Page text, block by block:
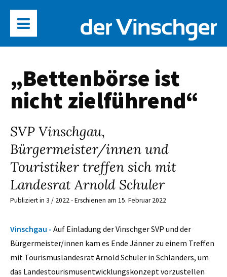
„Bettenbörse ist
nicht zielführend“
SVP Vinschgau,
Bürgermeister/innen und
Touristiker treffen sich mit
Landesrat Arnold Schuler
Publiziert in 3 / 2022 - Erschienen am 15. Februar 2022
Vinschgau - Auf Einladung der Vinschger SVP und der
Bürgermeister/innen kam es Ende Jänner zu einem Treffen
mit Tourismuslandesrat Arnold Schuler in Schlanders, um
das Landestourismusentwicklungskonzept vorzustellen